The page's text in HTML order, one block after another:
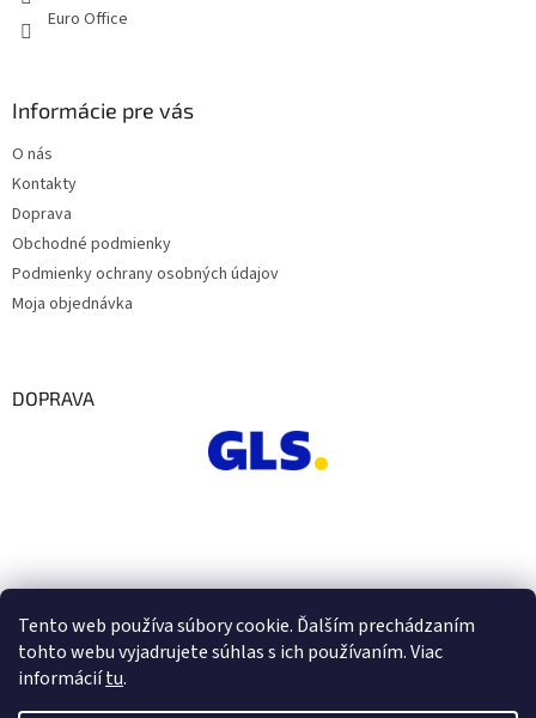
Tento web používa súbory cookie. Ďalším prechádzaním
tohto webu vyjadrujete súhlas s ich používaním. Viac
informáciítu.
Euro Office
Informácie pre vás
O nás
Kontakty
Doprava
Obchodné podmienky
Podmienky ochrany osobných údajov
Moja objednávka
DOPRAVA